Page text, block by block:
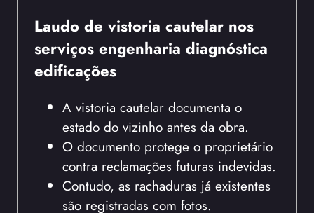
Laudo de vistoria cautelar nos
serviços engenharia diagnóstica
edificações
A vistoria cautelar documenta o
estado do vizinho antes da obra.
O documento protege o proprietário
contra reclamações futuras indevidas.
Contudo, as rachaduras já existentes
são registradas com fotos.